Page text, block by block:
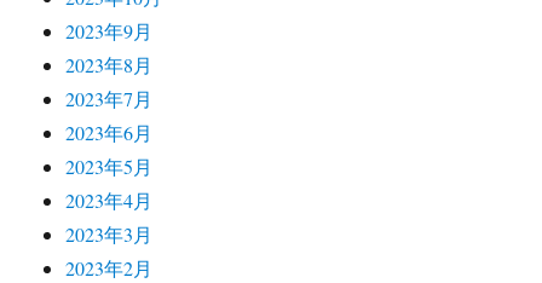
2023年9月
2023年8月
2023年7月
2023年6月
2023年5月
2023年4月
2023年3月
2023年2月